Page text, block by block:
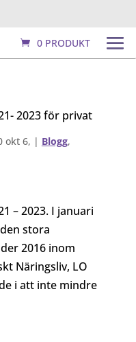
0 PRODUKT
2023 för privat
okt 6, | Blogg,
– 2023. I januari
stora
2016 inom
Näringsliv, LO
i att inte mindre